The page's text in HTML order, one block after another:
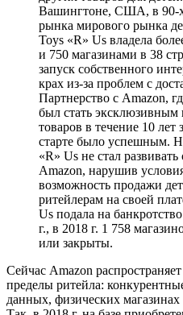
Вашингтоне, США, в 90-х
рынка мирового рынка
Toys «R» Us владела
и 750 магазинами в 38
запуск собственного
крах из-за проблем с
Партнерство с Amazon,
был стать эксклюзивным
товаров в течение 10
старте было успешным.
«R» Us не стал
Amazon, нарушив
возможность продажи
ритейлерам на своей
Us подала на
г., в 2018 г. 1 758
или закрыты.
Сейчас Amazon
пределы ритейла:
данных, физических